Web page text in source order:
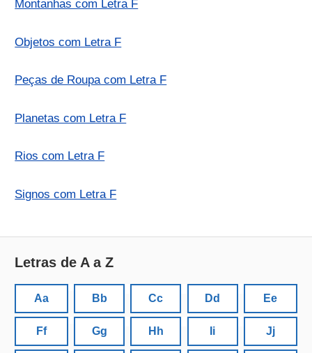
Montanhas com Letra F
Objetos com Letra F
Peças de Roupa com Letra F
Planetas com Letra F
Rios com Letra F
Signos com Letra F
Letras de A a Z
Aa Bb Cc Dd Ee
Ff Gg Hh Ii Jj